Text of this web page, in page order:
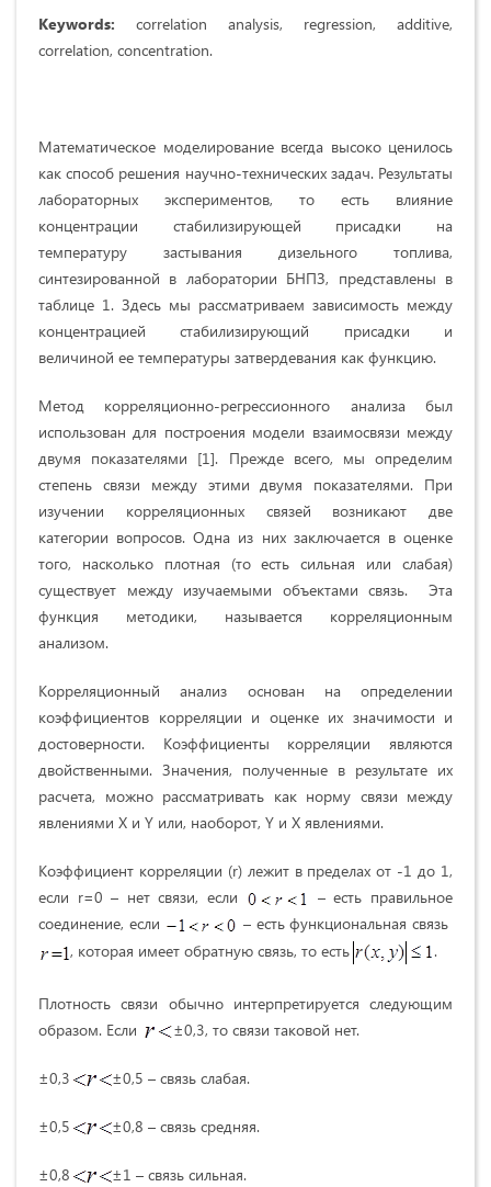
Keywords: correlation analysis, regression, additive,
correlation, concentration.
Математическое моделирование всегда высоко ценилось
как способ решения научно-технических задач. Результаты
лабораторных экспериментов, то есть влияние
концентрации стабилизирующей присадки на
температуру застывания дизельного топлива,
синтезированной в лаборатории БНПЗ, представлены в
таблице 1. Здесь мы рассматриваем зависимость между
концентрацией стабилизирующий присадки и
величиной ее температуры затвердевания как функцию.
Метод корреляционно-регрессионного анализа был
использован для построения модели взаимосвязи между
двумя показателями [1]. Прежде всего, мы определим
степень связи между этими двумя показателями. При
изучении корреляционных связей возникают две
категории вопросов. Одна из них заключается в оценке
того, насколько плотная (то есть сильная или слабая)
существует между изучаемыми объектами связь. Эта
функция методики, называется корреляционным
анализом.
Корреляционный анализ основан на определении
коэффициентов корреляции и оценке их значимости и
достоверности. Коэффициенты корреляции являются
двойственными. Значения, полученные в результате их
расчета, можно рассматривать как норму связи между
явлениями X и Y или, наоборот, Y и X явлениями.
Коэффициент корреляции (r) лежит в пределах от -1 до 1,
если r=0 – нет связи, если
– есть правильное
соединение, если
– есть функциональная связь
, которая имеет обратную связь, то есть
.
Плотность связи обычно интерпретируется следующим
образом. Если
±0,3, то связи таковой нет.
±0,3 ±0,5 – связь слабая.
±0,5 ±0,8 – связь средняя.
±0,8 ±1 – связь сильная.